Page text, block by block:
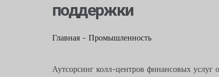
поддержки
Главная - Промышленность
Аутсорсинг колл-центров финансовых